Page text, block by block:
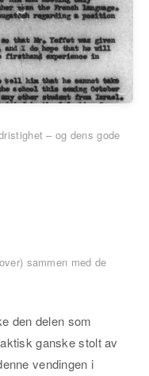
– og dens gode
sammen med de
den delen som
ganske stolt av
vendingen i